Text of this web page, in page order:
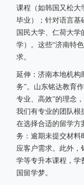
课程（如韩国又松大
毕业）；针对语言基
国民大学、仁荷大
学）。这些“济南特
求。
延伸：济南本地机构
务”。山东铭达教育
专业、高效”的理念
我们有专业的团队根
在选择合适的留学方
务：逾期未提交材料
应客户需求。此外，
学等专升本课程，学
国留学梦。